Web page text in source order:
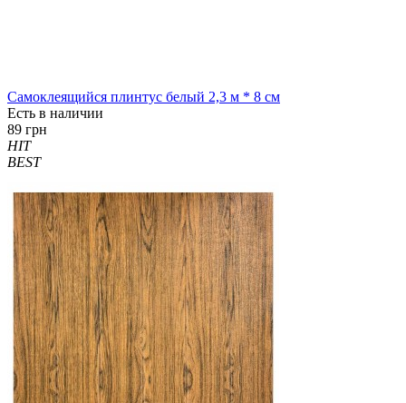
Самоклеящийся плинтус белый 2,3 м * 8 см
Есть в наличии
89 грн
HIT
BEST